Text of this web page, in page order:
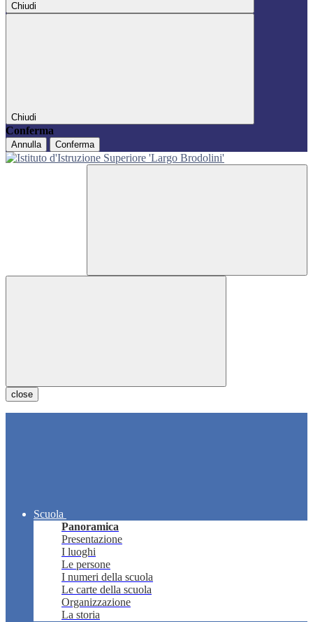
Chiudi
Chiudi
Conferma
Annulla Conferma
close
Scuola
Panoramica
Presentazione
I luoghi
Le persone
I numeri della scuola
Le carte della scuola
Organizzazione
La storia